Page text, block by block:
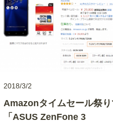
2018/3/2
Amazonタイムセール祭
「ASUS ZenFone 3